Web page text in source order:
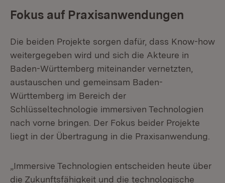
Fokus auf Praxisanwendungen
Die beiden Projekte sorgen dafür, dass Know-how
weitergegeben wird und sich die Akteure in
Baden-Württemberg miteinander vernetzten,
austauschen und gemeinsam Baden-
Württemberg im Bereich der
Schlüsseltechnologie immersiven Technologien
nach vorne bringen. Der Fokus beider Projekte
liegt in der Übertragung in die Praxisanwendung.
„Immersive Technologien entscheiden heute über
die Zukunftsfähigkeit und die technologische